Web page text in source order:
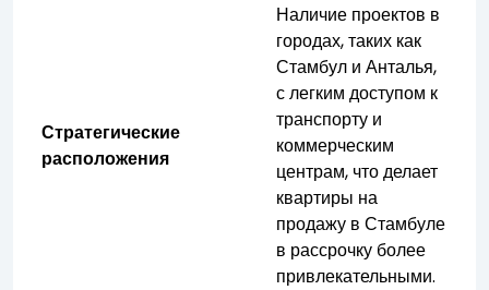
Стратегические
расположения
Наличие проектов в
городах, таких как
Стамбул и Анталья,
с легким доступом к
транспорту и
коммерческим
центрам, что делает
квартиры на
продажу в Стамбуле
в рассрочку более
привлекательными.